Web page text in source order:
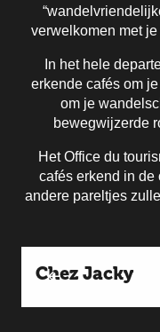
verwelkomen met
In het hele
erkende cafés om
om je
bewegwijzerde
Het Office du
cafés erkend in de
andere pareltjes
Chez Jacky